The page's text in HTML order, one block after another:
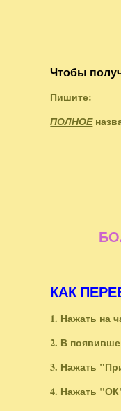
Чтобы
Пишите:
ПОЛНОЕ
КАК
1. Нажать на
2. В
3. Нажать
4. Нажать